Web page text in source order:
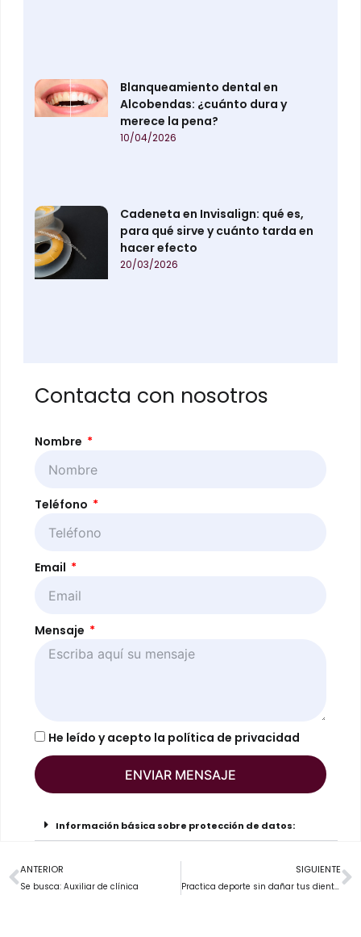
Blanqueamiento dental en
Alcobendas: ¿cuánto dura y
merece la pena?
10/04/2026
Cadeneta en Invisalign: qué es,
para qué sirve y cuánto tarda en
hacer efecto
20/03/2026
Contacta con nosotros
Nombre
Teléfono
Email
Mensaje
He leído y acepto la política de privacidad
ENVIAR MENSAJE
Información básica sobre protección de datos:
ANTERIOR
Se busca: Auxiliar de clínica
SIGUIENTE
Practica deporte sin dañar tus dientes